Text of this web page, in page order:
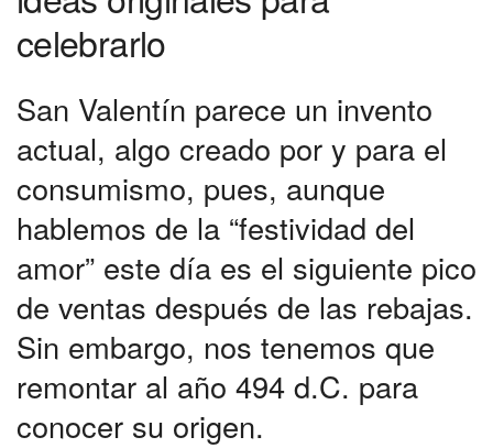
celebrarlo
San Valentín parece un invento
actual, algo creado por y para el
consumismo, pues, aunque
hablemos de la “festividad del
amor” este día es el siguiente pico
de ventas después de las rebajas.
Sin embargo, nos tenemos que
remontar al año 494 d.C. para
conocer su origen.